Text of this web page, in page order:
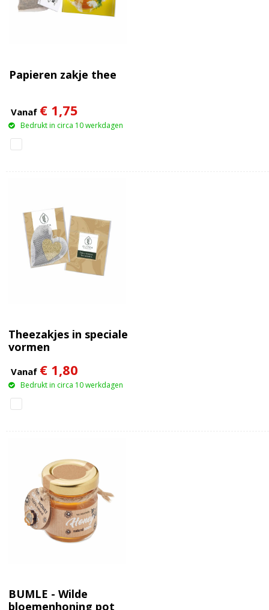
Papieren zakje thee
Vanaf € 1,75
Bedrukt in circa 10 werkdagen
Theezakjes in speciale
vormen
Vanaf € 1,80
Bedrukt in circa 10 werkdagen
BUMLE - Wilde
bloemenhoning pot